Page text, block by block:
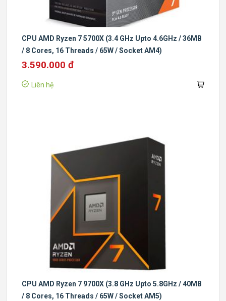
CPU AMD Ryzen 7 5700X (3.4 GHz Upto 4.6GHz / 36MB
/ 8 Cores, 16 Threads / 65W / Socket AM4)
3.590.000 đ
Liên hệ
CPU AMD Ryzen 7 9700X (3.8 GHz Upto 5.8GHz / 40MB
/ 8 Cores, 16 Threads / 65W / Socket AM5)